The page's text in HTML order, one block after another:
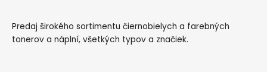
Predaj širokého sortimentu čiernobielych a farebných
tonerov a náplní, všetkých typov a značiek.